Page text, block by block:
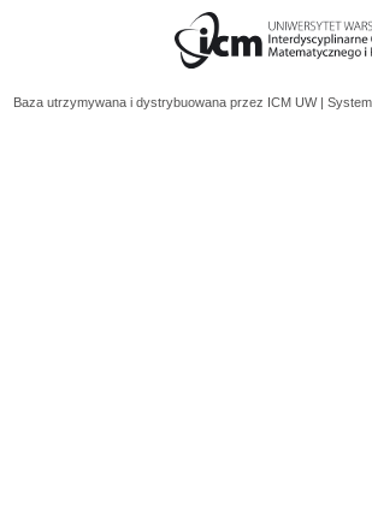
Baza utrzymywana i dystrybuowana przez ICM UW |